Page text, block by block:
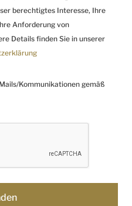
berechtigtes Interesse, Ihre
Anforderung von
Details finden Sie in unserer
Kommunikationen gemäß